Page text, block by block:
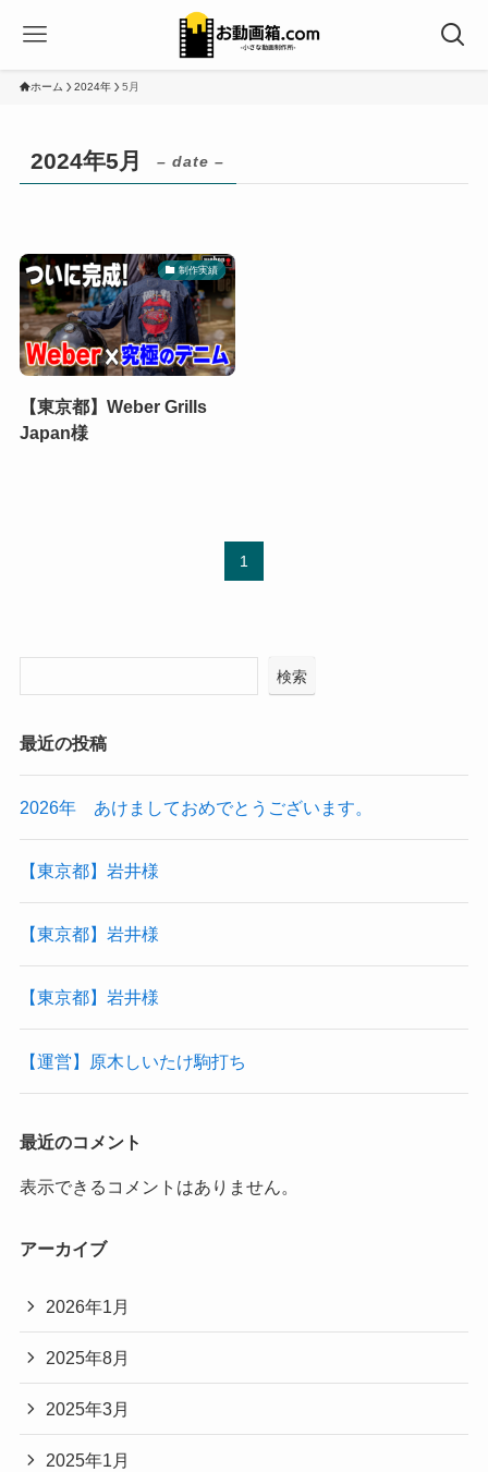
ホーム 2024年 5月
2024年5月 – date –
制作実績
【東京都】Weber Grills
Japan様
1
検索
最近の投稿
2026年 あけましておめでとうございます。
【東京都】岩井様
【東京都】岩井様
【東京都】岩井様
【運営】原木しいたけ駒打ち
最近のコメント
表示できるコメントはありません。
アーカイブ
2026年1月
2025年8月
2025年3月
2025年1月